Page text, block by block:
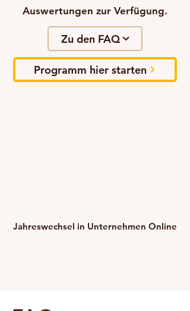
Auswertungen zur Verfügung.
Zu den FAQ
Programm hier starten
Jahreswechsel in Unternehmen Online